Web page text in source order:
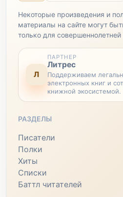
Некоторые произведения и
материалы на сайте могут
только для совершеннолетней
Л
ПАРТНЕР
Литрес
Поддерживаем
электронных книг и
книжной экосистемой.
РАЗДЕЛЫ
Писатели
Полки
Хиты
Списки
Баттл читателей